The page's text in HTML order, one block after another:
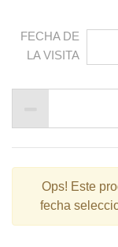
FECHA DE
LA VISITA
Ops! Este
fecha